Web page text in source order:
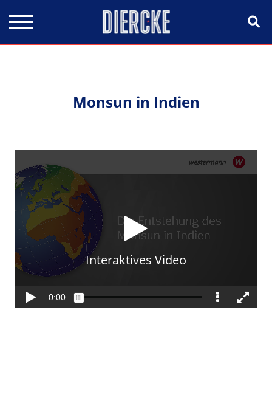
Monsun in Indien